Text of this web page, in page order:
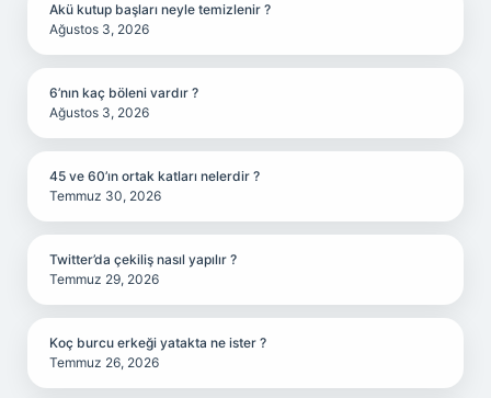
Akü kutup başları neyle temizlenir ?
Ağustos 3, 2026
6’nın kaç böleni vardır ?
Ağustos 3, 2026
45 ve 60’ın ortak katları nelerdir ?
Temmuz 30, 2026
Twitter’da çekiliş nasıl yapılır ?
Temmuz 29, 2026
Koç burcu erkeği yatakta ne ister ?
Temmuz 26, 2026